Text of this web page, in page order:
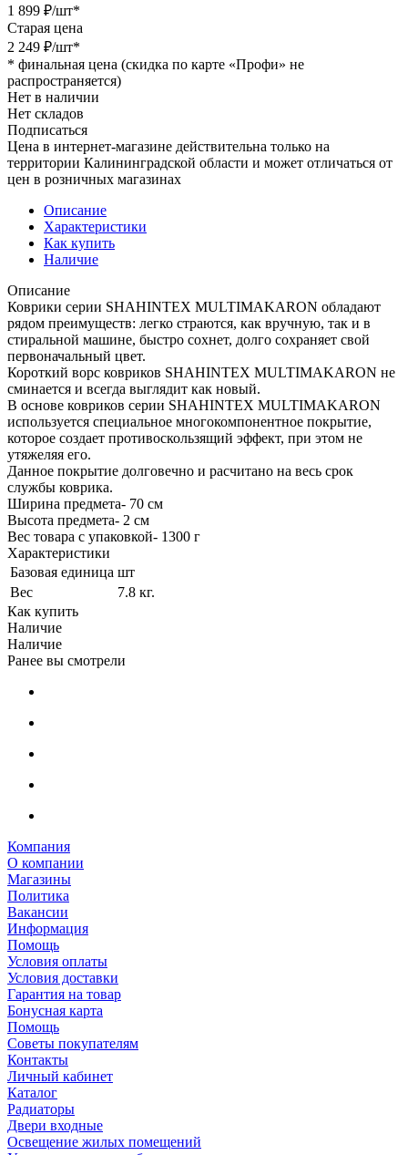
1 899 ₽/шт*
Старая цена
2 249 ₽/шт*
* финальная цена (скидка по карте «Профи» не
распространяется)
Нет в наличии
Нет складов
Подписаться
Цена в интернет-магазине действительна только на
территории Калининградской области и может отличаться от
цен в розничных магазинах
Описание
Характеристики
Как купить
Наличие
Описание
Коврики серии SHAHINTEX MULTIMAKARON обладают
рядом преимуществ: легко страются, как вручную, так и в
стиральной машине, быстро сохнет, долго сохраняет свой
первоначальный цвет.
Короткий ворс ковриков SHAHINTEX MULTIMAKARON не
сминается и всегда выглядит как новый.
В основе ковриков серии SHAHINTEX MULTIMAKARON
используется специальное многокомпонентное покрытие,
которое создает противоскользящий эффект, при этом не
утяжеляя его.
Данное покрытие долговечно и расчитано на весь срок
службы коврика.
Ширина предмета- 70 см
Высота предмета- 2 см
Вес товара с упаковкой- 1300 г
Характеристики
Базовая единица шт
Вес
7.8 кг.
Как купить
Наличие
Наличие
Ранее вы смотрели
Компания
О компании
Магазины
Политика
Вакансии
Информация
Помощь
Условия оплаты
Условия доставки
Гарантия на товар
Бонусная карта
Помощь
Советы покупателям
Контакты
Личный кабинет
Каталог
Радиаторы
Двери входные
Освещение жилых помещений